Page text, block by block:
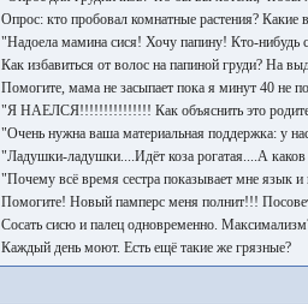
Опрос: кто пробовал комнатные растения? Какие
"Надоела мамина сися! Хочу папину! Кто-нибудь
Как избавиться от волос на папиной груди? На
Помогите, мама не засыпает пока я минут 40 не
"Я НАЕЛСЯ!!!!!!!!!!!!!!! Как объяснить это
"Очень нужна ваша материальная поддержка: у
"Ладушки-ладушки....Идёт коза рогатая....А каков
"Почему всё время сестра показывает мне язык
Помогите! Новый памперс меня полнит!!!
Сосать сисю и палец одновременно.
Каждый день моют. Есть ещё такие же грязные?